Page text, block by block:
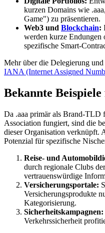
kurzen Domains wie
Game") zu präsentieren.
Web3 und Blockchain:
werden kurze Endungen
spezifische Smart-
Mehr über die Delegierung
IANA (Internet Assigned
Bekannte
Da .aaa primär als Brand-TLD
Association fungiert, sind die
dieser Organisation verknüpft.
Potenzial für spezifische
Reise- und
durch regionale Clubs
vertrauenswürdige
Versicherungsportale:
Versicherungsprodukte
Kategorisierung.
Sicherheitskampagnen:
Verkehrssicherheit